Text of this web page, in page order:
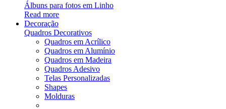
Álbuns para fotos em Linho
Read more
Decoração
Quadros Decorativos
Quadros em Acrílico
Quadros em Alumínio
Quadros em Madeira
Quadros Adesivo
Telas Personalizadas
Shapes
Molduras